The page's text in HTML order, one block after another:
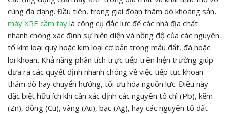
cùng đa dạng. Đầu tiên, trong giai đoạn thăm dò khoáng sản,
máy XRF cầm tay là công cụ đắc lực để các nhà địa chất
nhanh chóng xác định sự hiện diện và nồng độ của các nguyên
tố kim loại quý hoặc kim loại cơ bản trong mẫu đất, đá hoặc
lõi khoan. Khả năng phân tích trực tiếp trên hiện trường giúp
đưa ra các quyết định nhanh chóng về việc tiếp tục khoan
thăm dò hay chuyển hướng, tối ưu hóa nguồn lực. Điều này
đặc biệt hữu ích khi cần xác định các nguyên tố chì (Pb), kẽm
(Zn), đồng (Cu), vàng (Au), bạc (Ag), hay các nguyên tố đất